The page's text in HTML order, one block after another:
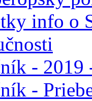
info o
- 2019
-